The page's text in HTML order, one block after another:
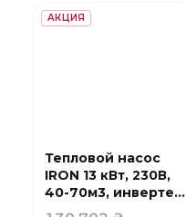
АКЦИЯ
Тепловой насос
IRON 13 кВт, 230В,
40-70м3, инвертер,
с охлаждением,